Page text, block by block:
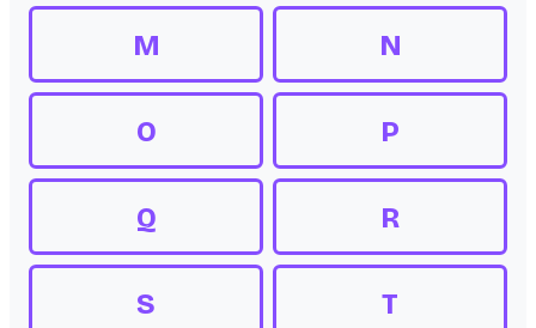
M N
O P
Q R
S T